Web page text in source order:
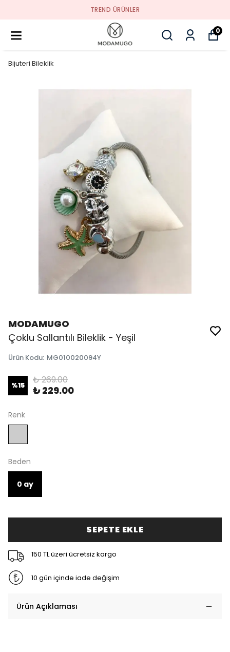
TREND ÜRÜNLER
0
Bijuteri Bileklik
MODAMUGO
Çoklu Sallantılı Bileklik - Yeşil
Ürün Kodu: MG010020094Y
%15 ₺ 269.00
₺ 229.00
Renk
Beden
0 ay
SEPETE EKLE
150 TL üzeri ücretsiz kargo
10 gün içinde iade değişim
Ürün Açıklaması